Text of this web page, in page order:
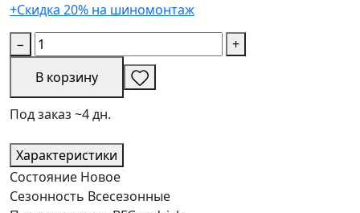
+Скидка 20% на шиномонтаж
−
+
В корзину
Под заказ ~4 дн.
Характеристики
Состояние Новое
Сезонность Всесезонные